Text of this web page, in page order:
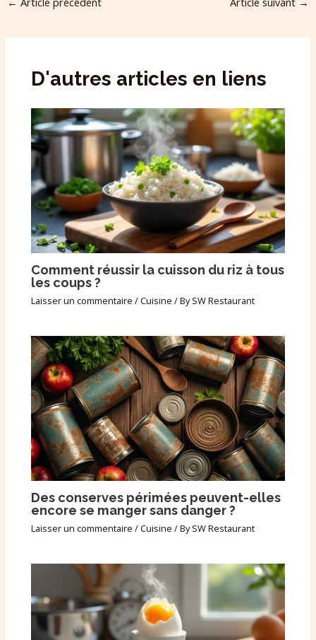
D'autres articles en liens
Comment réussir la cuisson du riz à tous
les coups ?
Laisser un commentaire /Cuisine / BySW Restaurant
Des conserves périmées peuvent-elles
encore se manger sans danger ?
Laisser un commentaire /Cuisine / BySW Restaurant